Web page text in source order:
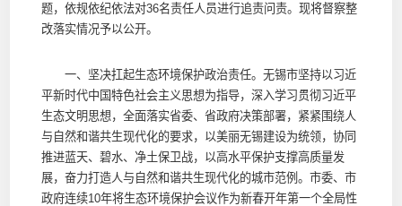
题，依规依纪依法对36名责任人员进行追责问责。现将督察整
改落实情况予以公开。
一、坚决扛起生态环境保护政治责任。无锡市坚持以习近
平新时代中国特色社会主义思想为指导，深入学习贯彻习近平
生态文明思想，全面落实省委、省政府决策部署，紧紧围绕人
与自然和谐共生现代化的要求，以美丽无锡建设为统领，协同
推进蓝天、碧水、净土保卫战，以高水平保护支撑高质量发
展，奋力打造人与自然和谐共生现代化的城市范例。市委、市
政府连续10年将生态环境保护会议作为新春开年第一个全局性